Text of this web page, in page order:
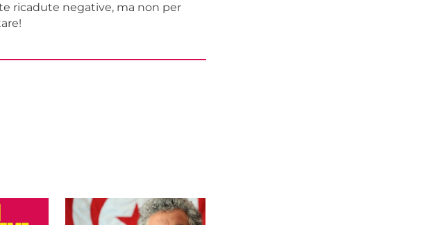
ricadute negative, ma non per